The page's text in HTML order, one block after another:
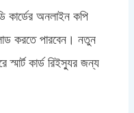
কার্ডের অনলাইন কপি
করতে পারবেন। নতুন
স্মার্ট কার্ড রিইস্যুর জন্য